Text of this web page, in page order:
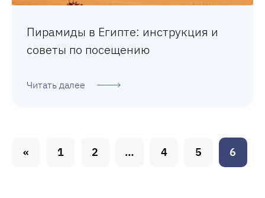
Пирамиды в Египте: инструкция и
советы по посещению
Читать далее
« 1 2 … 4 5 6